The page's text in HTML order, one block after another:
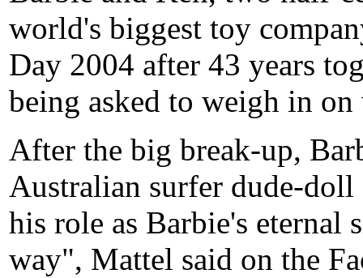
world's biggest toy
Day 2004 after 43 years
being asked to weigh in
After the big break-up,
Australian surfer dude-
his role as Barbie's eternal
way", Mattel said on the